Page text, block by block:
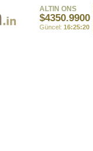
ALTIN ONS
$4350.9900
Güncel: 16:25:20